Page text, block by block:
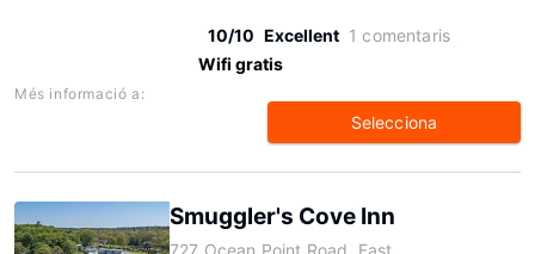
10/10 Excellent 1 comentaris
Wifi gratis
Més informació a:
Selecciona
Smuggler's Cove Inn
727 Ocean Point Road, East